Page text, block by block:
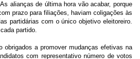
alianças de última hora vão acabar, porque
prazo para filiações, haviam coligações às
partidárias com o único objetivo eleitoreiro.
partido.
a promover mudanças efetivas na
com representativo número de votos